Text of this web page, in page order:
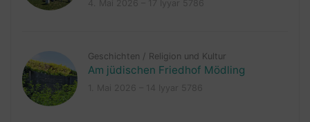
Geschichten / Religion und Kultur
Am jüdischen Friedhof Mödling